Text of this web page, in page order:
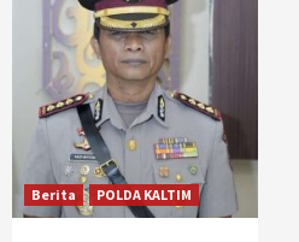
Berita POLDA KALTIM